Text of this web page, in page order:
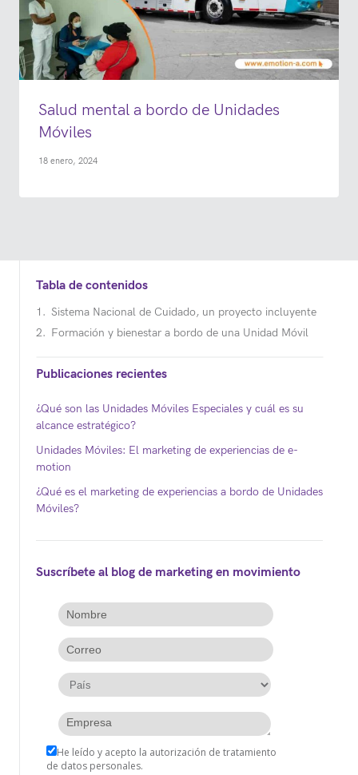
Salud mental a bordo de Unidades
Móviles
18 enero, 2024
Tabla de contenidos
Sistema Nacional de Cuidado, un proyecto incluyente
Formación y bienestar a bordo de una Unidad Móvil
Publicaciones recientes
¿Qué son las Unidades Móviles Especiales y cuál es su
alcance estratégico?
Unidades Móviles: El marketing de experiencias de e-
motion
¿Qué es el marketing de experiencias a bordo de Unidades
Móviles?
Suscríbete al blog de marketing en movimiento